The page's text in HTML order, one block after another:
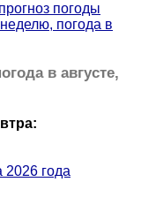
погоды
погода в
в августе,
2026 года